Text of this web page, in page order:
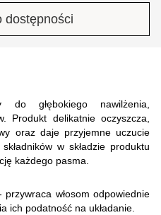
dostępności
do głębokiego nawilżenia,
Produkt delikatnie oczyszcza,
oraz daje przyjemne uczucie
w składzie produktu
każdego pasma.
przywraca włosom odpowiednie
ich podatność na układanie.